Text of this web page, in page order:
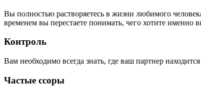
Вы полностью растворяетесь в жизни любимого
временем вы перестаете понимать, чего хотите
Контроль
Вам необходимо всегда знать, где ваш партнер
Частые ссоры